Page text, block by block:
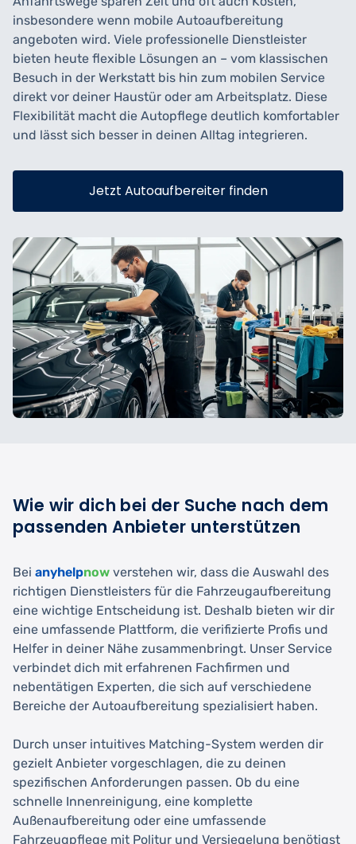
insbesondere wenn mobile Autoaufbereitung
angeboten wird. Viele professionelle Dienstleister
bieten heute flexible Lösungen an – vom klassischen
Besuch in der Werkstatt bis hin zum mobilen Service
direkt vor deiner Haustür oder am Arbeitsplatz. Diese
Flexibilität macht die Autopflege deutlich komfortabler
und lässt sich besser in deinen Alltag integrieren.
Jetzt Autoaufbereiter finden
Wie wir dich bei der Suche nach dem
passenden Anbieter unterstützen
Bei anyhelpnow verstehen wir, dass die Auswahl des
richtigen Dienstleisters für die Fahrzeugaufbereitung
eine wichtige Entscheidung ist. Deshalb bieten wir dir
eine umfassende Plattform, die verifizierte Profis und
Helfer in deiner Nähe zusammenbringt. Unser Service
verbindet dich mit erfahrenen Fachfirmen und
nebentätigen Experten, die sich auf verschiedene
Bereiche der Autoaufbereitung spezialisiert haben.
Durch unser intuitives Matching-System werden dir
gezielt Anbieter vorgeschlagen, die zu deinen
spezifischen Anforderungen passen. Ob du eine
schnelle Innenreinigung, eine komplette
Außenaufbereitung oder eine umfassende
Fahrzeugpflege mit Politur und Versiegelung benötigst